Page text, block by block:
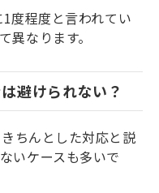
度程度と言われてい
異なります。
避けられない？
ちんとした対応と説
いケースも多いで